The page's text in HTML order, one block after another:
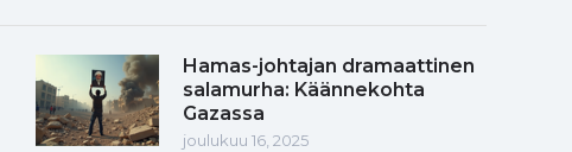
Hamas-johtajan dramaattinen
salamurha: Käännekohta
Gazassa
joulukuu 16, 2025